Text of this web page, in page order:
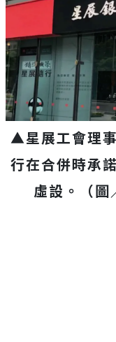
▲星展工會理
行在合併時承
虛設。（圖